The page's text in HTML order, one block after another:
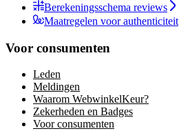
Berekeningsschema reviews
Maatregelen voor authenticiteit
Voor consumenten
Leden
Meldingen
Waarom WebwinkelKeur?
Zekerheden en Badges
Voor consumenten